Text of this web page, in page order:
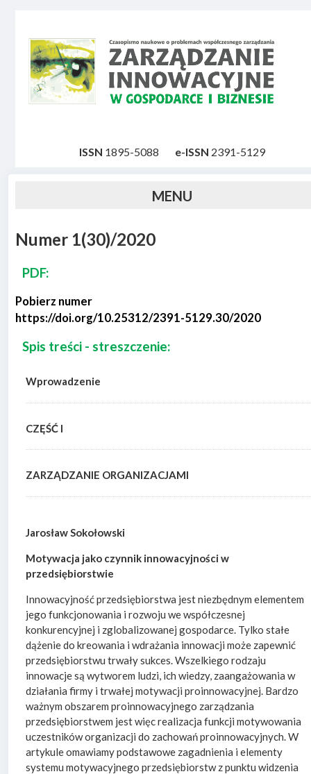
ISSN 1895-5088 e-ISSN 2391-5129
Numer 1(30)/2020
PDF:
Pobierz numer
https://doi.org/10.25312/2391-5129.30/2020
Spis treści - streszczenie:
Wprowadzenie
CZĘŚĆ I
ZARZĄDZANIE ORGANIZACJAMI
Jarosław Sokołowski
Motywacja jako czynnik innowacyjności w
przedsiębiorstwie
Innowacyjność przedsiębiorstwa jest niezbędnym elementem
jego funkcjonowania i rozwoju we współczesnej
konkurencyjnej i zglobalizowanej gospodarce. Tylko stałe
dążenie do kreowania i wdrażania innowacji może zapewnić
przedsiębiorstwu trwały sukces. Wszelkiego rodzaju
innowacje są wytworem ludzi, ich wiedzy, zaangażowania w
działania firmy i trwałej motywacji proinnowacyjnej. Bardzo
ważnym obszarem proinnowacyjnego zarządzania
przedsiębiorstwem jest więc realizacja funkcji motywowania
uczestników organizacji do zachowań proinnowacyjnych. W
artykule omawiamy podstawowe zagadnienia i elementy
systemu motywacyjnego przedsiębiorstw z punktu widzenia